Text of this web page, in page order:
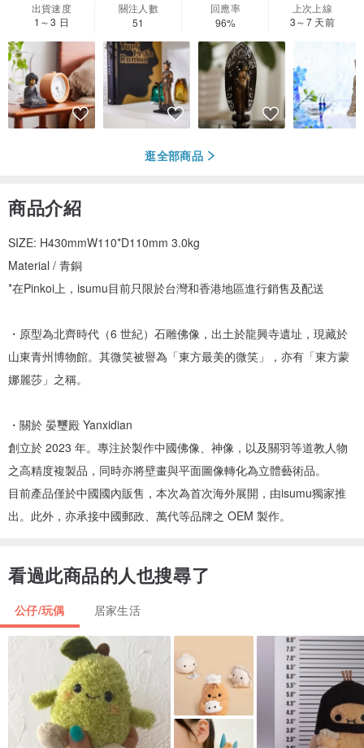
出貨速度
1～3 日
關注人數
51
回應率
96%
上次上線
3～7 天前
逛全部商品
商品介紹
SIZE: H430mmW110*D110mm 3.0kg
Material / 青銅
*在Pinkoi上，isumu目前只限於台灣和香港地區進行銷售及配送
・原型為北齊時代（6 世紀）石雕佛像，出土於龍興寺遺址，現藏於
山東青州博物館。其微笑被譽為「東方最美的微笑」，亦有「東方蒙
娜麗莎」之稱。
・關於 晏璽殿 Yanxidian
創立於 2023 年。專注於製作中國佛像、神像，以及關羽等道教人物
之高精度複製品，同時亦將壁畫與平面圖像轉化為立體藝術品。
目前產品僅於中國國內販售，本次為首次海外展開，由isumu獨家推
出。此外，亦承接中國郵政、萬代等品牌之 OEM 製作。
看過此商品的人也搜尋了
公仔/玩偶 居家生活